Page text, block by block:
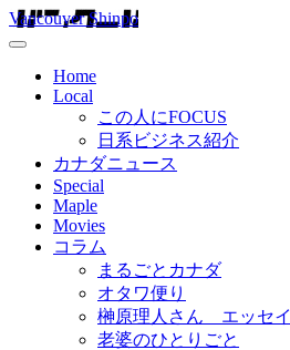
Vancouver Shinpo
Home
Local
この人にFOCUS
日系ビジネス紹介
カナダニュース
Special
Maple
Movies
コラム
まるごとカナダ
オタワ便り
榊原理人さん エッセイ
老婆のひとりごと